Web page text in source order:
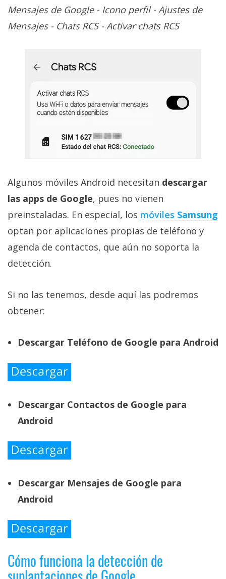
Mensajes de Google - Icono perfil - Ajustes de
Mensajes - Chats RCS - Activar chats RCS
Algunos móviles Android necesitan descargar
las apps de Google, pues no vienen
preinstaladas. En especial, los móviles Samsung
optan por aplicaciones propias de teléfono y
agenda de contactos, que aún no soporta la
detección.
Si no las tenemos, desde aquí las podremos
obtener:
Descargar Teléfono de Google para Android
Descargar Contactos de Google para
Android
Descargar Mensajes de Google para
Android
Cómo funciona la detección de